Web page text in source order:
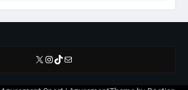
X Instagram
TikTok
E-mail